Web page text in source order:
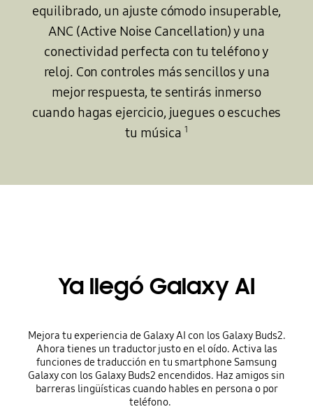
equilibrado, un ajuste cómodo insuperable,
ANC (Active Noise Cancellation) y una
conectividad perfecta con tu teléfono y
reloj. Con controles más sencillos y una
mejor respuesta, te sentirás inmerso
cuando hagas ejercicio, juegues o escuches
tu música 1
Ya llegó Galaxy AI
Mejora tu experiencia de Galaxy AI con los Galaxy Buds2.
Ahora tienes un traductor justo en el oído. Activa las
funciones de traducción en tu smartphone Samsung
Galaxy con los Galaxy Buds2 encendidos. Haz amigos sin
barreras lingüísticas cuando hables en persona o por
teléfono.